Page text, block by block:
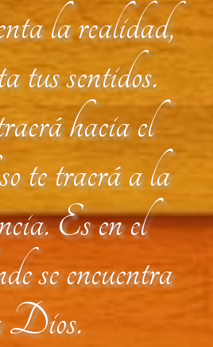
la realidad,
tus sentidos.
hacia el
te traerá a la
Es en el
se encuentra
Dios.